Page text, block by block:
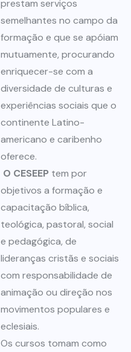
prestam serviços
semelhantes no campo da
formação e que se apóiam
mutuamente, procurando
enriquecer-se com a
diversidade de culturas e
experiências sociais que o
continente Latino-
americano e caribenho
oferece.
O CESEEP tem por
objetivos a formação e
capacitação bíblica,
teológica, pastoral, social
e pedagógica, de
lideranças cristãs e sociais
com responsabilidade de
animação ou direção nos
movimentos populares e
eclesiais.
Os cursos tomam como